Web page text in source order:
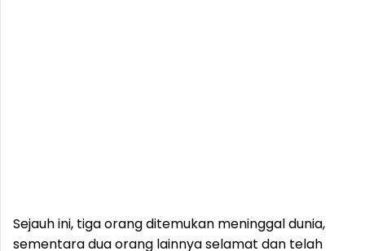
Sejauh ini, tiga orang ditemukan meninggal dunia,
sementara dua orang lainnya selamat dan telah